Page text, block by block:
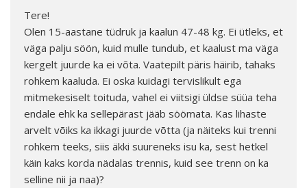
Tere!
Olen 15-aastane tüdruk ja kaalun 47-48 kg. Ei ütleks, et
väga palju söön, kuid mulle tundub, et kaalust ma väga
kergelt juurde ka ei võta. Vaatepilt päris häirib, tahaks
rohkem kaaluda. Ei oska kuidagi tervislikult ega
mitmekesiselt toituda, vahel ei viitsigi üldse süüa teha
endale ehk ka sellepärast jääb söömata. Kas lihaste
arvelt võiks ka ikkagi juurde võtta (ja näiteks kui trenni
rohkem teeks, siis äkki suureneks isu ka, sest hetkel
käin kaks korda nädalas trennis, kuid see trenn on ka
selline nii ja naa)?